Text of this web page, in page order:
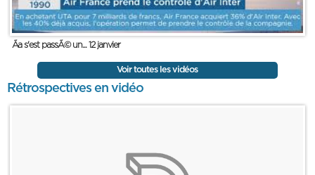
Ãa s'est passÃ© un... 12 janvier
Voir toutes les vidéos
Rétrospectives en vidéo